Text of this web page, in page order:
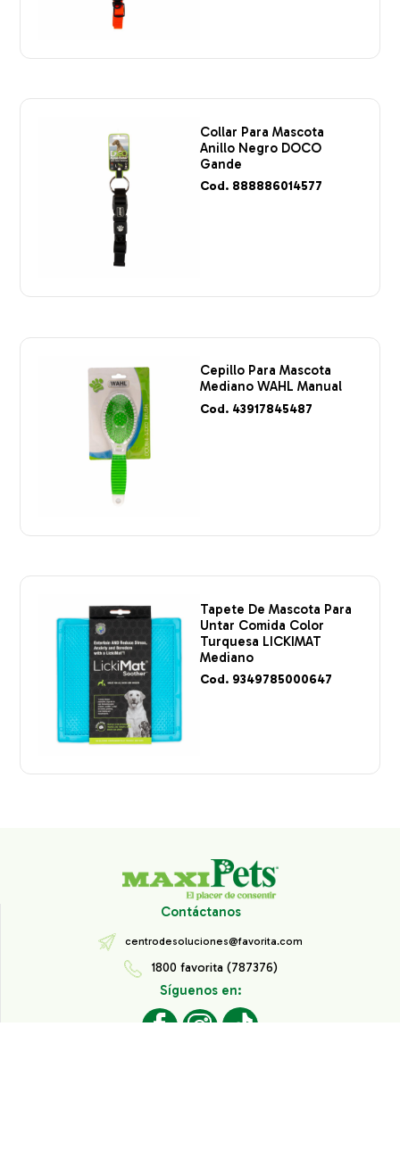
Collar Para Mascota
Anillo Negro DOCO
Gande
Cod. 888886014577
Cepillo Para Mascota
Mediano WAHL Manual
Cod. 43917845487
Tapete De Mascota Para
Untar Comida Color
Turquesa LICKIMAT
Mediano
Cod. 9349785000647
Contáctanos
centrodesoluciones@favorita.com
1800 favorita (787376)
Síguenos en: